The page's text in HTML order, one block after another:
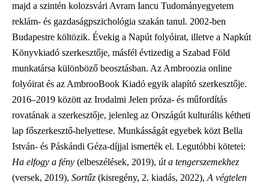
majd a szintén kolozsvári Avram Iancu Tudományegyetem
reklám- és gazdaságpszichológia szakán tanul. 2002-ben
Budapestre költözik. Évekig a Napút folyóirat, illetve a Napkút
Könyvkiadó szerkesztője, másfél évtizedig a Szabad Föld
munkatársa különböző beosztásban. Az Ambroozia online
folyóirat és az AmbrooBook Kiadó egyik alapító szerkesztője.
2016–2019 között az Irodalmi Jelen próza- és műfordítás
rovatának a szerkesztője, jelenleg az Országút kulturális kétheti
lap főszerkesztő-helyettese. Munkásságát egyebek közt Bella
István- és Páskándi Géza-díjjal ismerték el. Legutóbbi kötetei:
Ha elfogy a fény (elbeszélések, 2019), út a tengerszemekhez
(versek, 2019), Sortűz (kisregény, 2. kiadás, 2022), A végtelen